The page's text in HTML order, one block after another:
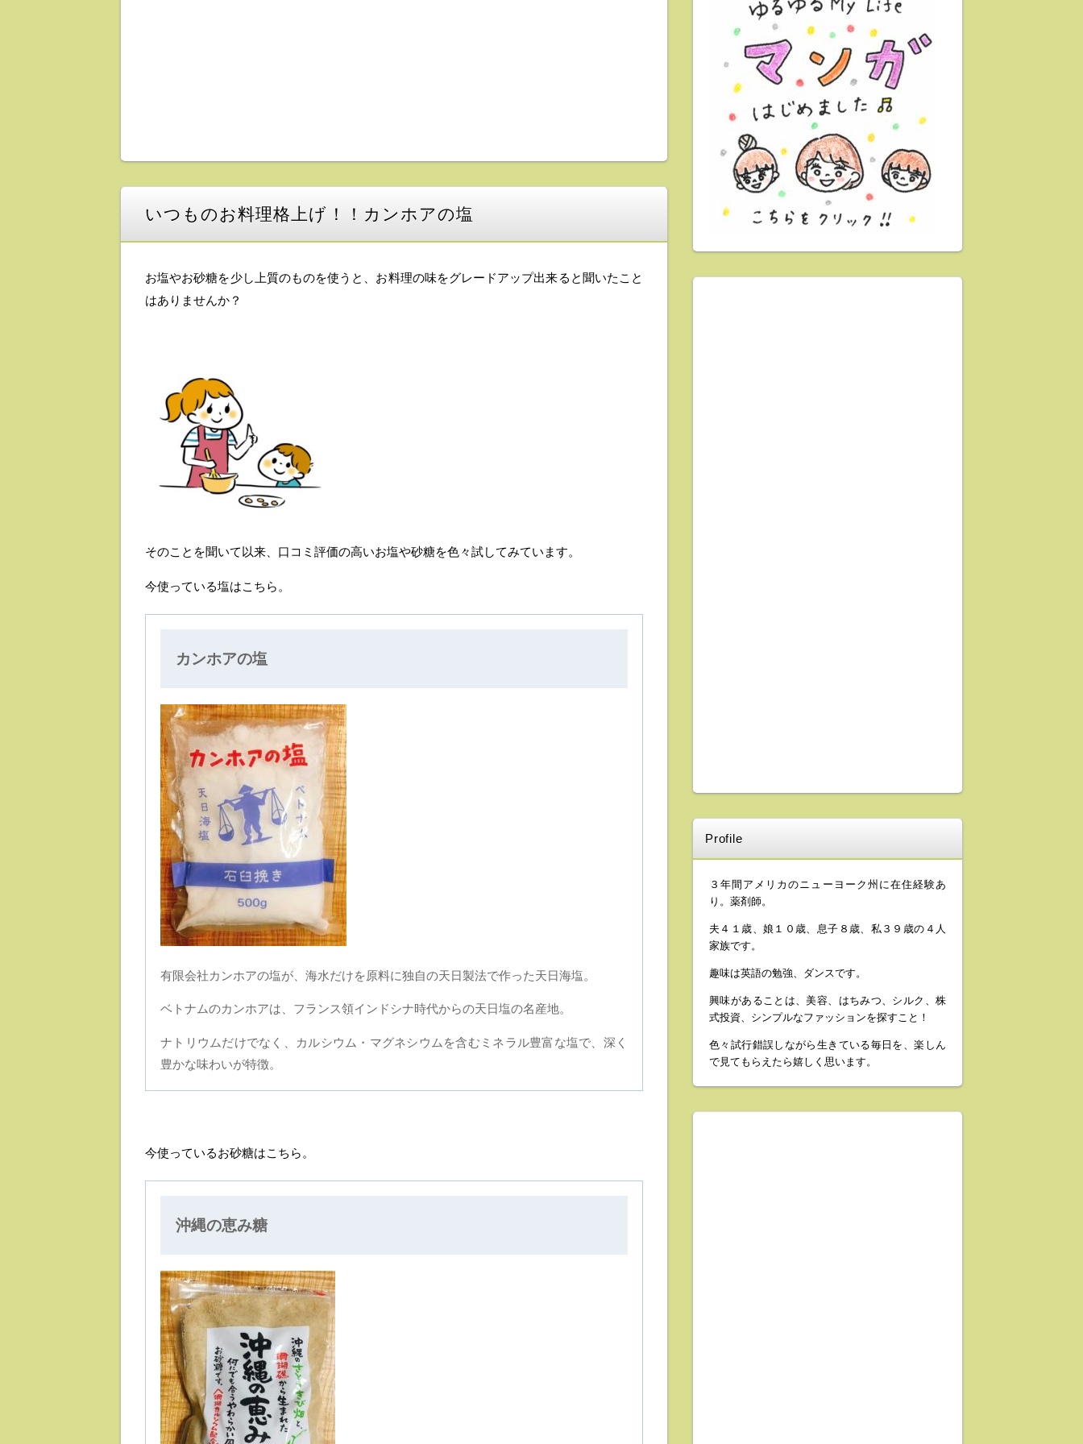
いつものお料理格上げ！！カンホアの塩
お塩やお砂糖を少し上質のものを使うと、お料理の味をグレードアップ出来ると聞いたこと
はありませんか？
そのことを聞いて以来、口コミ評価の高いお塩や砂糖を色々試してみています。
今使っている塩はこちら。
カンホアの塩
有限会社カンホアの塩が、海水だけを原料に独自の天日製法で作った天日海塩。
ベトナムのカンホアは、フランス領インドシナ時代からの天日塩の名産地。
ナトリウムだけでなく、カルシウム・マグネシウムを含むミネラル豊富な塩で、深く
豊かな味わいが特徴。
今使っているお砂糖はこちら。
沖縄の恵み糖
Profile
３年間アメリカのニューヨーク州に在住経験あ
り。薬剤師。
夫４１歳、娘１０歳、息子８歳、私３９歳の４人
家族です。
趣味は英語の勉強、ダンスです。
興味があることは、美容、はちみつ、シルク、株
式投資、シンプルなファッションを探すこと！
色々試行錯誤しながら生きている毎日を、楽しん
で見てもらえたら嬉しく思います。